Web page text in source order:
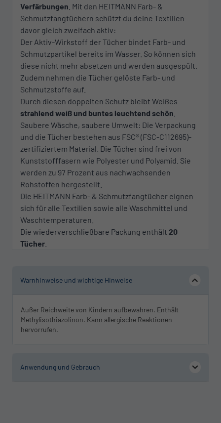
Verfärbungen . Mit den HEITMANN Farb- &
Schmutzfangtüchern schützt du deine Textilien
davor gleich zweifach aktiv:
Der Aktiv-Wirkstoff der Tücher bindet Farb- und
Schmutzpartikel bereits im Wasser. So können sich
diese nicht mehr absetzen und werden ausgespült.
Zudem nehmen die Tücher gelöste Farb- und
Schmutzstoffe auf.
Durch diesen doppelten Schutz bleibt Weißes
strahlend weiß und buntes leuchtend schön
Saubere Wäsche, saubere Umwelt: Die Verpackung
und die Tücher bestehen aus FSC® (FSC-C112695)-
zertifiziertem Material. Die Tücher sind frei von
Kunststofffasern wie Polyester und Polyamid. Sie
werden zu 97 Prozent aus nachwachsenden
Rohstoffen hergestellt.
Die HEITMANN Farb- & Schmutzfangtücher eignen
sich für alle Textilien sowie alle Waschmittel und
Waschtemperaturen.
Die wiederverschließbare Packung enthält 20
Tücher
Warnhinweise und wichtige Hinweise
Außer Reichweite von Kindern aufbewahren. Enthält
Methylisothiazolinon. Kann allergische Reaktionen
hervorrufen.
Anwendung und Gebrauch